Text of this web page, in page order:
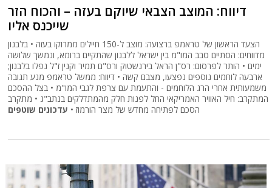
דיווח: המוצב הצבאי שיוקם בעזה – והכוח הזר
שייכנס אליו
הצעד הראשון של טראמפ ברצועה: מוצב ל-150 חיילים ממרוקו בעזה • בלבנון
מדווחים: הסתיים סבב המו"מ בין ישראל ללבנון שהתקיים ברומא, ונמשך שלושה
ימים • הותר לפרסום: רס"ן הראל בירנשטוק ורס"ם תמיר וקנין ז"ל נפלו בלבנון;
ארבעה לוחמים נוספים נפצעו, מצבם קשה • דיווח: ממשל טראמפ מנע תגובה
משמעותית אחרי הרג הלוחמים - והתעמת עם צרפת לגבי המו"מ • בצל ההסכם
המתקרב: חיל האוויר האמריקאי החל לפנות חלק מהמתדלקים בנתב"ג • מתקרב
הסכם לפתיחה מחדש של מצר הורמוז • עדכונים שוטפים